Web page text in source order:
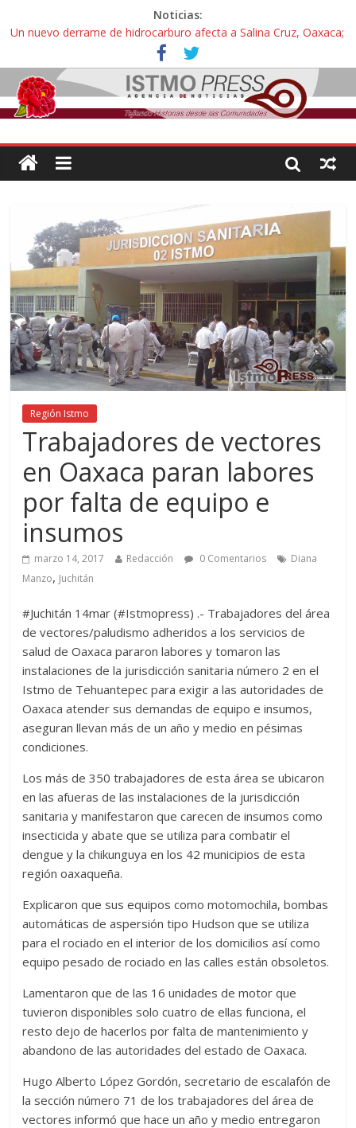
Noticias:
Un nuevo derrame de hidrocarburo afecta a Salina Cruz, Oaxaca;
ahora pescadores de Salinas del Marqués denuncian daños de
Pemex
Ángel, el joven autista expulsado por la Universidad Bienestar de
Ixtepec, Oaxaca vuelve a las aulas tras amparo
Familiares de periodista Alejandro Leyva se reúnen con titular de
intelectuales de su asesinato
Alertan pescadores de Juchitán, Oaxaca de nuevo despojo de su
Pescadores y comuneros ikoots detienen la extracción ilegal de
material pétreo de gravera Oyamel
Región Istmo
Trabajadores de vectores
en Oaxaca paran labores
por falta de equipo e
insumos
marzo 14, 2017 Redacción 0 Comentarios
Diana
Manzo, Juchitán
#Juchitán 14mar (#Istmopress) .- Trabajadores del área
de vectores/paludismo adheridos a los servicios de
salud de Oaxaca pararon labores y tomaron las
instalaciones de la jurisdicción sanitaria número 2 en el
Istmo de Tehuantepec para exigir a las autoridades de
Oaxaca atender sus demandas de equipo e insumos,
aseguran llevan más de un año y medio en pésimas
condiciones.
Los más de 350 trabajadores de esta área se ubicaron
en las afueras de las instalaciones de la jurisdicción
sanitaria y manifestaron que carecen de insumos como
insecticida y abate que se utiliza para combatir el
dengue y la chikunguya en los 42 municipios de esta
región oaxaqueña.
Explicaron que sus equipos como motomochila, bombas
automáticas de aspersión tipo Hudson que se utiliza
para el rociado en el interior de los domicilios así como
equipo pesado de rociado en las calles están obsoletos.
Lamentaron que de las 16 unidades de motor que
tuvieron disponibles solo cuatro de ellas funciona, el
resto dejo de hacerlos por falta de mantenimiento y
abandono de las autoridades del estado de Oaxaca.
Hugo Alberto López Gordón, secretario de escalafón de
la sección número 71 de los trabajadores del área de
vectores informó que hace un año y medio entregaron